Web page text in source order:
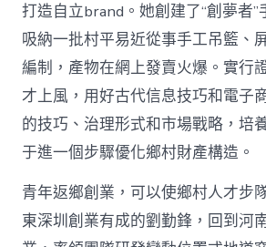
打造自立brand。她創建了“創夢者”
吸納一批村平易近從事手工吊籃、
編制，產物在網上發賣火爆。實行
才上風，用好古代信息技巧和電子
的技巧、治理形式和市場戰略，培
于進一個步驟優化鄉村財產構造。
青年返鄉創業，可以使鄉村人才步
東深圳創業有成的劉勤鋒，回到河